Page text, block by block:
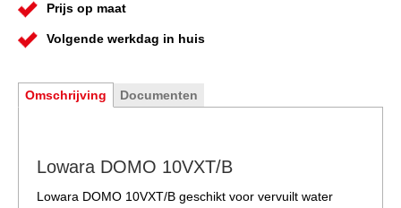
Prijs op maat
Volgende werkdag in huis
Omschrijving Documenten
Lowara DOMO 10VXT/B
Lowara DOMO 10VXT/B geschikt voor vervuilt water